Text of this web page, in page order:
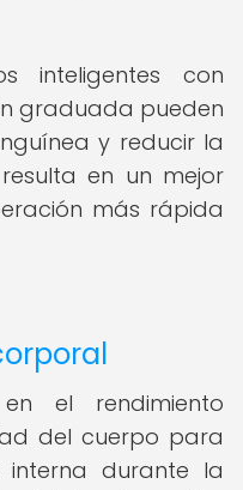
inteligentes con
graduada pueden
y reducir la
en un mejor
más rápida
el rendimiento
del cuerpo para
durante la